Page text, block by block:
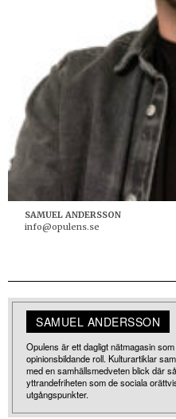
SAMUEL ANDERSSON
info@opulens.se
SAMUEL ANDERSSON
Opulens är ett dagligt nätmagasin
opinionsbildande roll. Kulturartiklar
med en samhällsmedveten blick där
yttrandefriheten som de sociala
utgångspunkter.